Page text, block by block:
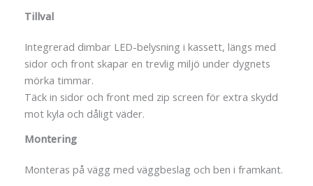
Tillval
Integrerad dimbar LED-belysning i kassett, längs med
sidor och front skapar en trevlig miljö under dygnets
mörka timmar.
Täck in sidor och front med zip screen för extra skydd
mot kyla och dåligt väder.
Montering
Monteras på vägg med väggbeslag och ben i framkant.